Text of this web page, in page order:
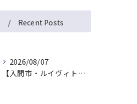
Recent Posts
2026/08/07
【入間市・ルイヴィトン買取】ハート型が可愛い！ヴェルニ「ポルトモネ・クール」を最高値でお買取！